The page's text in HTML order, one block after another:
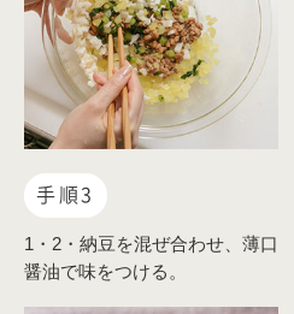
手順3
1・2・納豆を混ぜ合わせ、薄口
醤油で味をつける。